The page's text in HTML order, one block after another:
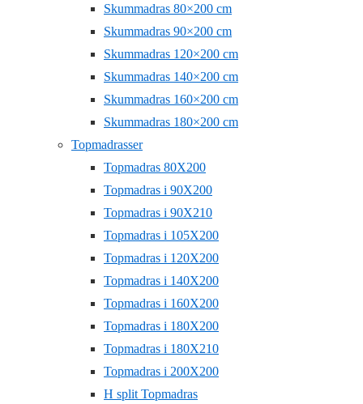
Skummadras 80×200 cm
Skummadras 90×200 cm
Skummadras 120×200 cm
Skummadras 140×200 cm
Skummadras 160×200 cm
Skummadras 180×200 cm
Topmadrasser
Topmadras 80X200
Topmadras i 90X200
Topmadras i 90X210
Topmadras i 105X200
Topmadras i 120X200
Topmadras i 140X200
Topmadras i 160X200
Topmadras i 180X200
Topmadras i 180X210
Topmadras i 200X200
H split Topmadras